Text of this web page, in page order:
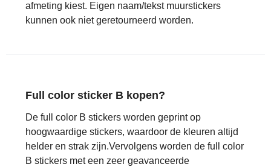
afmeting kiest. Eigen naam/tekst muurstickers
kunnen ook niet geretourneerd worden.
Full color sticker B kopen?
De full color B stickers worden geprint op
hoogwaardige stickers, waardoor de kleuren altijd
helder en strak zijn.Vervolgens worden de full color
B stickers met een zeer geavanceerde